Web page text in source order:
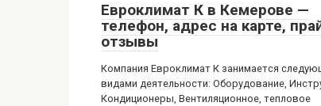
Евроклимат К в Кемерове —
телефон, адрес на карте,
отзывы
Компания Евроклимат К занимается
видами деятельности: Оборудование,
Кондиционеры, Вентиляционное, тепловое